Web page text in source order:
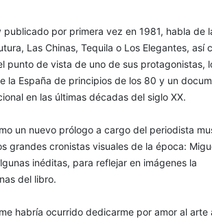
por primera vez en 1981, habla de
Las Chinas, Tequila o Los Elegantes, así
punto de vista de uno de sus protagonistas,
la España de principios de los 80 y un
en las últimas décadas del siglo XX.
un nuevo prólogo a cargo del periodista
grandes cronistas visuales de la época:
inéditas, para reflejar en imágenes la
del libro.
habría ocurrido dedicarme por amor al arte